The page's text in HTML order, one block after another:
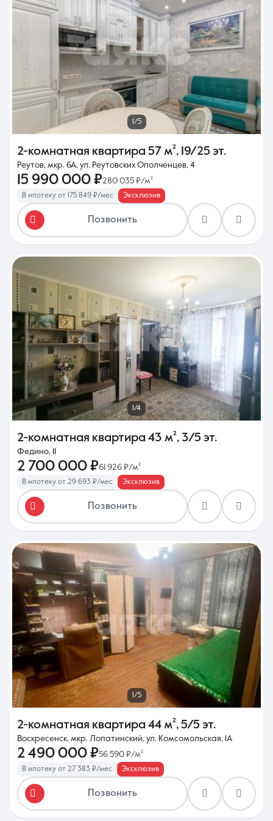
1/5
2-комнатная квартира 57 м², 19/25 эт.
Реутов, мкр. 6А, ул. Реутовских Ополченцев, 4
15 990 000 ₽280 035 ₽/м²
В ипотеку от 175 849 ₽/мес Эксклюзив
Позвонить
1/4
2-комнатная квартира 43 м², 3/5 эт.
Федино, 11
2 700 000 ₽61 926 ₽/м²
В ипотеку от 29 693 ₽/мес Эксклюзив
Позвонить
1/5
2-комнатная квартира 44 м², 5/5 эт.
Воскресенск, мкр. Лопатинский, ул. Комсомольская, 1А
2 490 000 ₽56 590 ₽/м²
В ипотеку от 27 383 ₽/мес Эксклюзив
Позвонить